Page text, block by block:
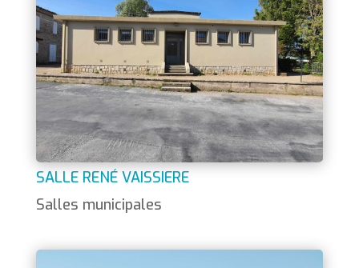
SALLE RENÉ VAISSIERE
Salles municipales